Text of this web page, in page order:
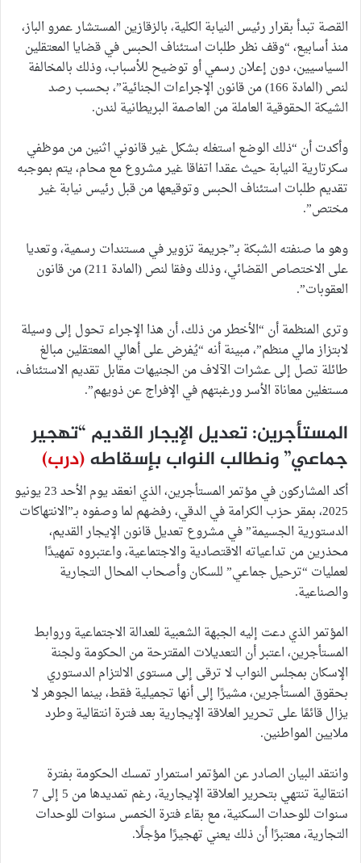
القصة تبدأ بقرار رئيس النيابة الكلية، بالزقازين المستشار عمرو الباز،
منذ أسابيع، “وقف نظر طلبات استئناف الحبس في قضايا المعتقلين
السياسيين، دون إعلان رسمي أو توضيح للأسباب، وذلك بالمخالفة
لنص (المادة 166) من قانون الإجراءات الجنائية”، بحسب رصد
الشيكة الحقوقية العاملة من العاصمة البريطانية لندن.
وأكدت أن “ذلك الوضع استغله بشكل غير قانوني اثنين من موظفي
سكرتارية النيابة حيث عقدا اتفاقا غير مشروع مع محام، يتم بموجبه
تقديم طلبات استئناف الحبس وتوقيعها من قبل رئيس نيابة غير
مختص”.
وهو ما صنفته الشبكة بـ”جريمة تزوير في مستندات رسمية، وتعديا
على الاختصاص القضائي، وذلك وفقا لنص (المادة 211) من قانون
العقوبات”.
وترى المنظمة أن “الأخطر من ذلك، أن هذا الإجراء تحول إلى وسيلة
لابتزاز مالي منظم”، مبينة أنه “يُفرض على أهالي المعتقلين مبالغ
طائلة تصل إلى عشرات الآلاف من الجنيهات مقابل تقديم الاستئناف،
مستغلين معاناة الأسر ورغبتهم في الإفراج عن ذويهم”.
المستأجرين: تعديل الإيجار القديم “تهجير
جماعي” ونطالب النواب بإسقاطه(درب)
أكد المشاركون في مؤتمر المستأجرين، الذي انعقد يوم الأحد 23 يونيو
2025، بمقر حزب الكرامة في الدقي، رفضهم لما وصفوه بـ”الانتهاكات
الدستورية الجسيمة” في مشروع تعديل قانون الإيجار القديم،
محذرين من تداعياته الاقتصادية والاجتماعية، واعتبروه تمهيدًا
لعمليات “ترحيل جماعي” للسكان وأصحاب المحال التجارية
والصناعية.
المؤتمر الذي دعت إليه الجبهة الشعبية للعدالة الاجتماعية وروابط
المستأجرين، اعتبر أن التعديلات المقترحة من الحكومة ولجنة
الإسكان بمجلس النواب لا ترقى إلى مستوى الالتزام الدستوري
بحقوق المستأجرين، مشيرًا إلى أنها تجميلية فقط، بينما الجوهر لا
يزال قائمًا على تحرير العلاقة الإيجارية بعد فترة انتقالية وطرد
ملايين المواطنين.
وانتقد البيان الصادر عن المؤتمر استمرار تمسك الحكومة بفترة
انتقالية تنتهي بتحرير العلاقة الإيجارية، رغم تمديدها من 5 إلى 7
سنوات للوحدات السكنية، مع بقاء فترة الخمس سنوات للوحدات
التجارية، معتبرًا أن ذلك يعني تهجيرًا مؤجلًا.